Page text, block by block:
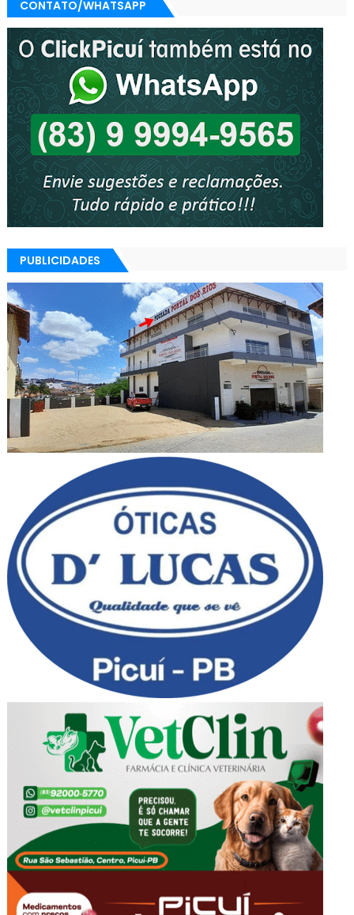
CONTATO/WHATSAPP
PUBLICIDADES